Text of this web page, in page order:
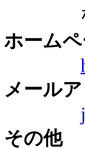
な
ホーム
メール
その他